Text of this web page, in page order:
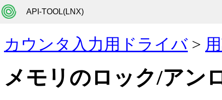
API-TOOL(LNX)
カウンタ入力用ドライバ >
メモリのロック/アン